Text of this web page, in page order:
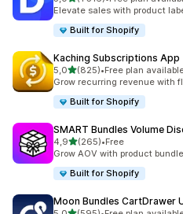
Celkový počet recenzí: 1516
Elevate sales with product
Built for Shopify
Kaching Subscriptions App
5,0z 5 hvězd
(825)
Celkový počet recenzí: 825
•Free plan
Grow recurring revenue with
Built for Shopify
SMART Bundles Volume
4,9z 5 hvězd
(265)
Celkový počet recenzí: 265
•Free
Grow AOV with product
Built for Shopify
Moon Bundles CartDrawer